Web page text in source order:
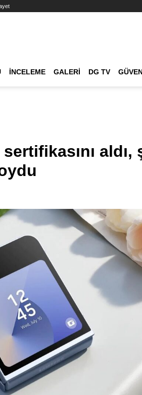
İNCELEME GALERI DG TV
aldı,